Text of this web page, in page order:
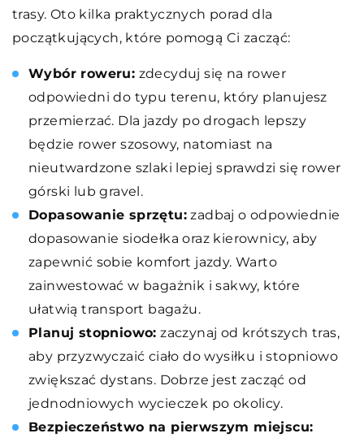
trasy. Oto kilka praktycznych porad dla
początkujących, które pomogą Ci zacząć:
Wybór roweru: zdecyduj się na rower
odpowiedni do typu terenu, który planujesz
przemierzać. Dla jazdy po drogach lepszy
będzie rower szosowy, natomiast na
nieutwardzone szlaki lepiej sprawdzi się rower
górski lub gravel.
Dopasowanie sprzętu: zadbaj o odpowiednie
dopasowanie siodełka oraz kierownicy, aby
zapewnić sobie komfort jazdy. Warto
zainwestować w bagażnik i sakwy, które
ułatwią transport bagażu.
Planuj stopniowo: zaczynaj od krótszych tras,
aby przyzwyczaić ciało do wysiłku i stopniowo
zwiększać dystans. Dobrze jest zacząć od
jednodniowych wycieczek po okolicy.
Bezpieczeństwo na pierwszym miejscu: